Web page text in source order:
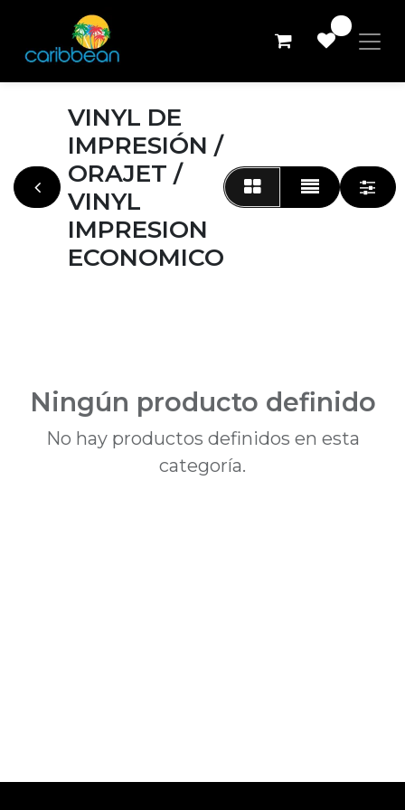
VINYL DE
IMPRESIÓN /
ORAJET /
VINYL
IMPRESION
ECONOMICO
Ningún producto definido
No hay productos definidos en esta
categoría.